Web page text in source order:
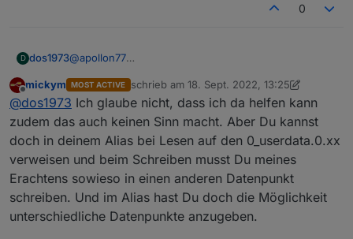
0
D dos1973@apollon77
und setze alle DP pico-bello neu auf.
Musste aber bereits einmal alles löschen ;-)
Frage.
ich habe DP die kommen als json
aktuell schreibe ich mir via node-red die einzelnen DP
in
0_userdata.0.mqtt
ich würde diese DP gerne in den alias DP schreiben...
klappt aber nicht, weil (bei mir) node-red nur in
hat jemand eine Idee wie cih das umsetzen kann?
@mickym
Offline
mickym MOST ACTIVE schrieb am 18. Sept. 2022, 13:25
zuletzt editiert von mickym
@dos1973 Ich glaube nicht, dass ich da helfen kann
zudem das auch keinen Sinn macht. Aber Du kannst
doch in deinem Alias bei Lesen auf den 0_userdata.0.xx
verweisen und beim Schreiben musst Du meines
Erachtens sowieso in einen anderen Datenpunkt
schreiben. Und im Alias hast Du doch die Möglichkeit
unterschiedliche Datenpunkte anzugeben.